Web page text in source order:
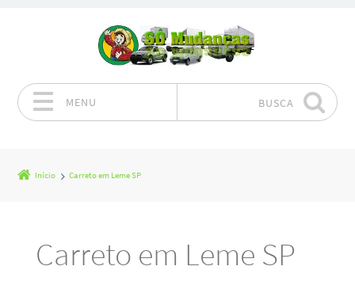
MENU BUSCA
Início Carreto em Leme SP
Carreto em Leme SP